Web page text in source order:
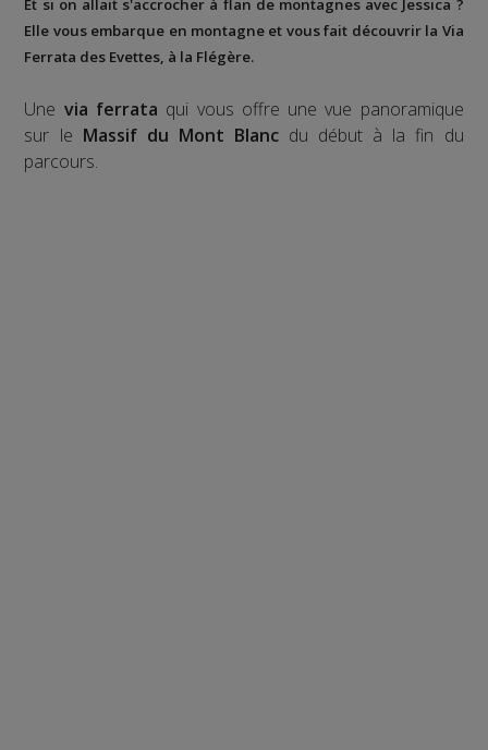
Et si on allait s'accrocher à flan de montagnes avec Jessica ?
Elle vous embarque en montagne et vous fait découvrir la Via
Ferrata des Evettes, à la Flégère.
Une via ferrata qui vous offre une vue panoramique
sur le Massif du Mont Blancdu début à la fin du
parcours.